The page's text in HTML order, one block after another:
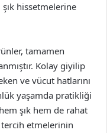
hissetmelerine
tamamen
Kolay giyilip
ve vücut hatlarını
yaşamda pratikliği
şık hem de rahat
etmelerinin